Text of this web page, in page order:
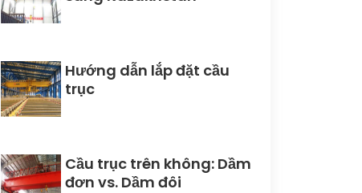
Hướng dẫn lắp đặt cầu
trục
Cầu trục trên không: Dầm
đơn vs. Dầm đôi